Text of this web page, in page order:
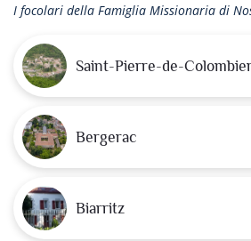
I focolari della Famiglia Missionaria di
Saint-Pierre-de-
Bergerac
Biarritz